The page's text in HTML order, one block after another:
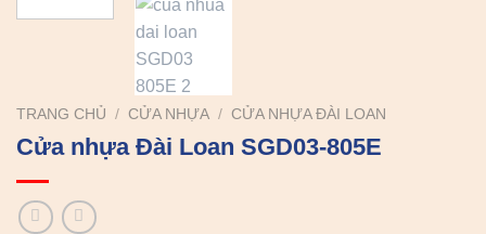
TRANG CHỦ / CỬA NHỰA / CỬA NHỰA ĐÀI LOAN
Cửa nhựa Đài Loan SGD03-805E